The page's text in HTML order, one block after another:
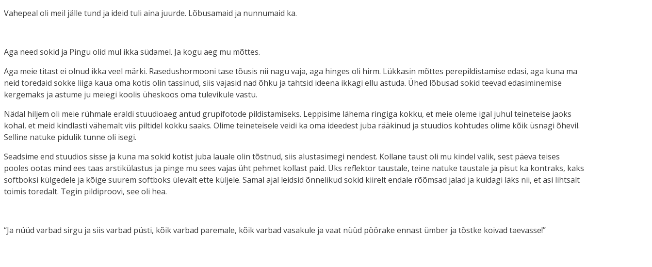
Vahepeal oli meil jälle tund ja ideid tuli aina juurde. Lõbusamaid ja nunnumaid ka.
Aga need sokid ja Pingu olid mul ikka südamel. Ja kogu aeg mu mõttes.
Aga meie titast ei olnud ikka veel märki. Rasedushormooni tase tõusis nii nagu vaja, aga hinges oli hirm. Lükkasin mõttes perepildistamise edasi, aga kuna ma
neid toredaid sokke liiga kaua oma kotis olin tassinud, siis vajasid nad õhku ja tahtsid ideena ikkagi ellu astuda. Ühed lõbusad sokid teevad edasiminemise
kergemaks ja astume ju meiegi koolis üheskoos oma tulevikule vastu.
Nädal hiljem oli meie rühmale eraldi stuudioaeg antud grupifotode pildistamiseks. Leppisime lähema ringiga kokku, et meie oleme igal juhul teineteise jaoks
kohal, et meid kindlasti vähemalt viis piltidel kokku saaks. Olime teineteisele veidi ka oma ideedest juba rääkinud ja stuudios kohtudes olime kõik üsnagi õhevil.
Selline natuke pidulik tunne oli isegi.
Seadsime end stuudios sisse ja kuna ma sokid kotist juba lauale olin tõstnud, siis alustasimegi nendest. Kollane taust oli mu kindel valik, sest päeva teises
pooles ootas mind ees taas arstikülastus ja pinge mu sees vajas üht pehmet kollast paid. Üks reflektor taustale, teine natuke taustale ja pisut ka kontraks, kaks
softboksi külgedele ja kõige suurem softboks ülevalt ette küljele. Samal ajal leidsid õnnelikud sokid kiirelt endale rõõmsad jalad ja kuidagi läks nii, et asi lihtsalt
toimis toredalt. Tegin pildiproovi, see oli hea.
“Ja nüüd varbad sirgu ja siis varbad püsti, kõik varbad paremale, kõik varbad vasakule ja vaat nüüd pöörake ennast ümber ja tõstke koivad taevasse!”